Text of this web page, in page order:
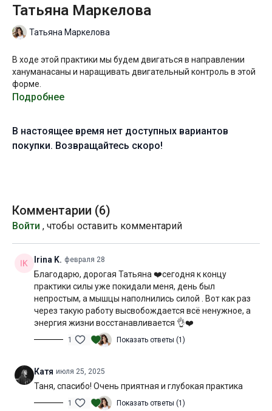
Татьяна Маркелова
Татьяна Маркелова
В ходе этой практики мы будем двигаться в направлении
хануманасаны и наращивать двигательный контроль в этой
форме.
были обратимыми, т.е. в глубоких асанах йоги следует
доходить до той точки, из которой вы всё ещё можете
И даже если предельная форма вам пока не доступна и/или
вы к ней не стремитесь, корректная работа в направлении
шпагата будет улучшать подвижность суставов, повышать
мышечный тонус и эластичность соединительной ткани. Так
что работать в этом направлении однозначно имеет смысл!
Желаю вам продуктивной практики!
Уровень подготовки:средний, выше среднего (B-С)
Цель:освоение и углубление продольного шпагата
Специфика:
увеличение подвижности тазобедренных суставов
средняя
Подробнее
В настоящее время нет доступных вариантов
покупки. Возвращайтесь скоро!
Комментарии (6)
Войти , чтобы оставить комментарий
Irina K. февраля 28
Благодарю, дорогая Татьяна ❤️сегодня к концу
практики силы уже покидали меня, день был
непростым, а мышцы наполнились силой . Вот как раз
через такую работу высвобождается всё ненужное, а
энергия жизни восстанавливается 👌❤️
1 Показать ответы (1)
Катя июля 25, 2025
Таня, спасибо! Очень приятная и глубокая практика
1 Показать ответы (1)